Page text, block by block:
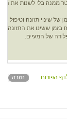
ממנה בלי לשנות את
של שינוי תזונה וטיפול
בזמן ששינו את התזונה
של המעיים.
הפורום